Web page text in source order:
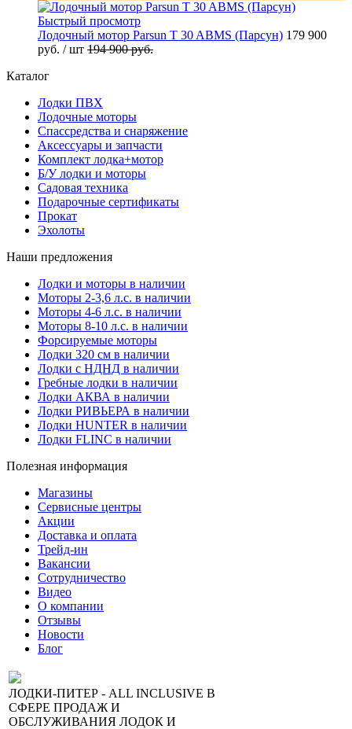
Быстрый просмотр
Лодочный мотор Parsun T 30 ABMS (Парсун) 179 900
руб. / шт 194 900 руб.
Каталог
Лодки ПВХ
Лодочные моторы
Спассредства и снаряжение
Аксессуары и запчасти
Комплект лодка+мотор
Б/У лодки и моторы
Садовая техника
Подарочные сертификаты
Прокат
Эхолоты
Наши предложения
Лодки и моторы в наличии
Моторы 2-3,6 л.с. в наличии
Моторы 4-6 л.с. в наличии
Моторы 8-10 л.с. в наличии
Форсируемые моторы
Лодки 320 см в наличии
Лодки с НДНД в наличии
Гребные лодки в наличии
Лодки АКВА в наличии
Лодки РИВЬЕРА в наличии
Лодки HUNTER в наличии
Лодки FLINC в наличии
Полезная информация
Магазины
Сервисные центры
Акции
Доставка и оплата
Трейд-ин
Вакансии
Сотрудничество
Видео
О компании
Отзывы
Новости
Блог
ЛОДКИ-ПИТЕР - ALL INCLUSIVE В
СФЕРЕ ПРОДАЖ И
ОБСЛУЖИВАНИЯ ЛОДОК И